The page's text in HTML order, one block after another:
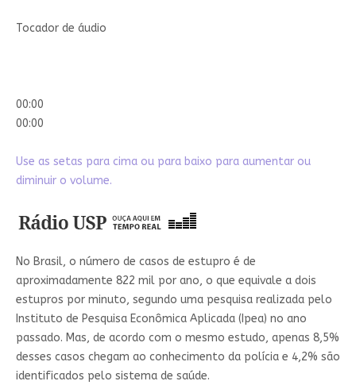
Tocador de áudio
00:00
00:00
Use as setas para cima ou para baixo para aumentar ou
diminuir o volume.
No Brasil, o número de casos de estupro é de
aproximadamente 822 mil por ano, o que equivale a dois
estupros por minuto, segundo uma pesquisa realizada pelo
Instituto de Pesquisa Econômica Aplicada (Ipea) no ano
passado. Mas, de acordo com o mesmo estudo, apenas 8,5%
desses casos chegam ao conhecimento da polícia e 4,2% são
identificados pelo sistema de saúde.